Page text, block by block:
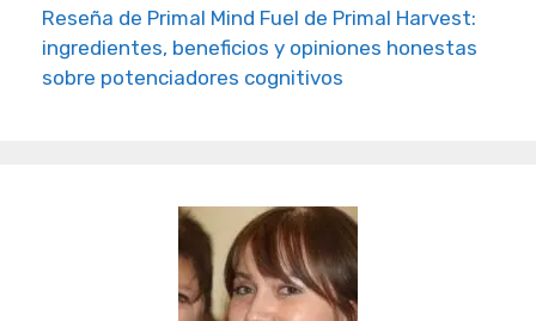
Reseña de Primal Mind Fuel de Primal Harvest:
ingredientes, beneficios y opiniones honestas
sobre potenciadores cognitivos